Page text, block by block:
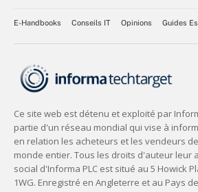
E-Handbooks Conseils IT Opinions Guides